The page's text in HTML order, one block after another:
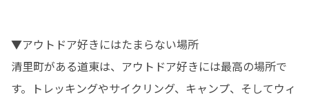
▼アウトドア好きにはたまらない場所
清里町がある道東は、アウトドア好きには最高の場所で
す。トレッキングやサイクリング、キャンプ、そしてウィ